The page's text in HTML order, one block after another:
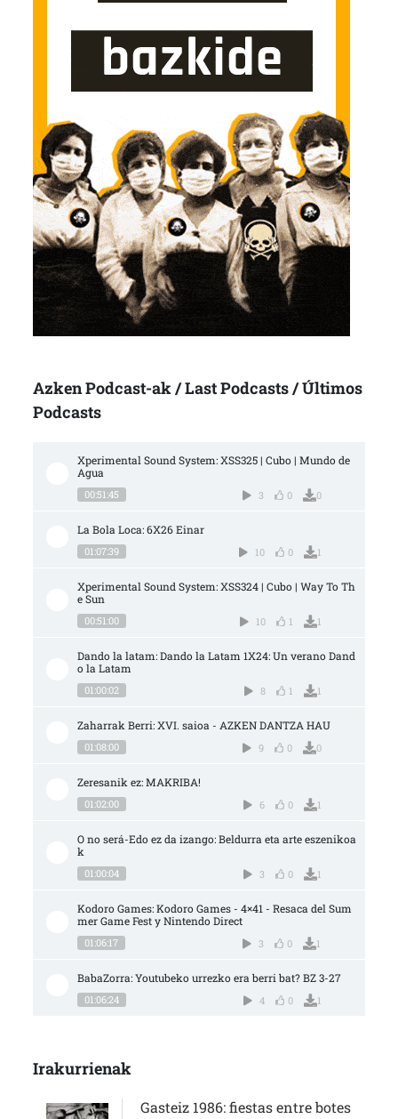
Azken Podcast-ak / Last Podcasts / Últimos
Podcasts
Xperimental Sound System: XSS325 | Cubo | Mundo de
Agua
00:51:45 3 0 0
La Bola Loca: 6X26 Einar
01:07:39 10 0 1
Xperimental Sound System: XSS324 | Cubo | Way To Th
e Sun
00:51:00 10 1 1
Dando la latam: Dando la Latam 1X24: Un verano Dand
o la Latam
01:00:02 8 1 1
Zaharrak Berri: XVI. saioa - AZKEN DANTZA HAU
01:08:00 9 0 0
Zeresanik ez: MAKRIBA!
01:02:00 6 0 1
O no será-Edo ez da izango: Beldurra eta arte eszenikoa
k
01:00:04 3 0 1
Kodoro Games: Kodoro Games - 4×41 - Resaca del Sum
mer Game Fest y Nintendo Direct
01:06:17 3 0 1
BabaZorra: Youtubeko urrezko era berri bat? BZ 3-27
01:06:24 4 0 1
Irakurrienak
Gasteiz 1986: fiestas entre botes